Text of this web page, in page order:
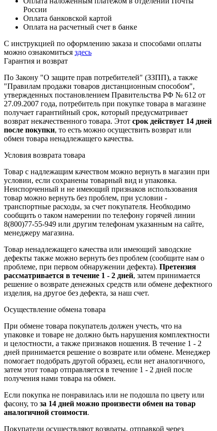
России
Оплата банковской картой
Оплата на расчетный счет в банке
С инструкцией по оформлению заказа и способами оплаты
можно ознакомиться здесь
Гарантия и возврат
По Закону "О защите прав потребителей" (ЗЗПП), а также
"Правилам продажи товаров дистанционным способом",
утвержденных постановлением Правительства РФ № 612 от
27.09.2007 года, потребитель при покупке товара в магазине
получает гарантийный срок, который предусматривает
возврат некачественного товара. Этот срок действует 14 дней
после покупки, то есть можно осуществить возврат или
обмен товара ненадлежащего качества.
Условия возврата товара
Товар с надлежащим качеством можно вернуть в магазин при
условии, если сохранены товарный вид и упаковка.
Неиспорченный и не имеющий признаков использования
товар можно вернуть без проблем, при условии -
транспортные расходы, за счет покупателя. Необходимо
сообщить о таком намерении по телефону горячей линии
8(800)77-55-949 или другим телефонам указанным на сайте,
менеджеру магазина.
Товар ненадлежащего качества или имеющий заводские
дефекты также можно вернуть без проблем (сообщите нам о
проблеме, при первом обнаружении дефекта). Претензия
рассматривается в течение 1 - 2 дней, затем принимается
решение о возврате денежных средств или обмене дефектного
изделия, на другое без дефекта, за наш счет.
Осуществление обмена товара
При обмене товара покупатель должен учесть, что на
упаковке и товаре не должно быть нарушения комплектности
и целостности, а также признаков ношения. В течение 1 - 2
дней принимается решение о возврате или обмене. Менеджер
помогает подобрать другой образец, если нет аналогичного,
затем этот товар отправляется в течение 1 - 2 дней после
получения нами товара на обмен.
Если покупка не понравилась или не подошла по цвету или
фасону, то за 14 дней можно произвести обмен на товар
аналогичной стоимости.
Покупатели осуществляют возвраты, отправкой через